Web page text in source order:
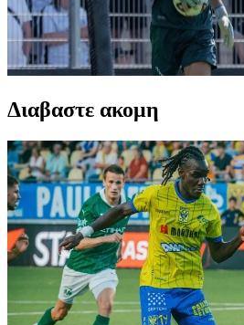
Διαβαστε ακομη